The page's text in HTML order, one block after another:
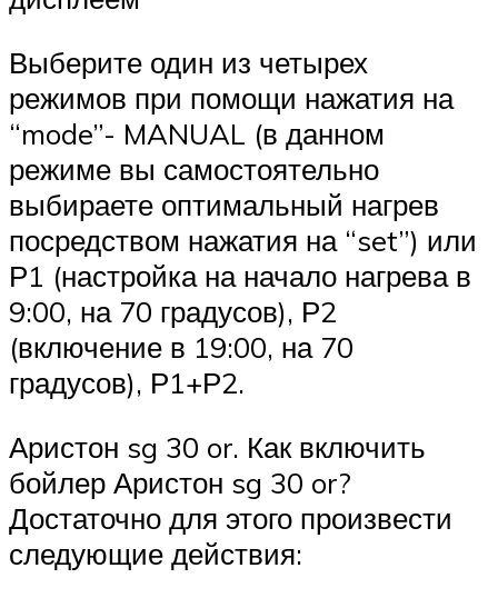
Выберите один из четырех
режимов при помощи нажатия на
“mode”- MANUAL (в данном
режиме вы самостоятельно
выбираете оптимальный нагрев
посредством нажатия на “set”) или
Р1 (настройка на начало нагрева в
9:00, на 70 градусов), Р2
(включение в 19:00, на 70
градусов), Р1+Р2.
Аристон sg 30 or. Как включить
бойлер Аристон sg 30 or?
Достаточно для этого произвести
следующие действия: